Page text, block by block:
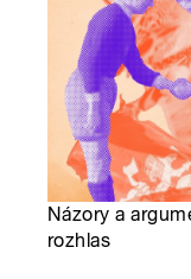
Názory a
rozhlas